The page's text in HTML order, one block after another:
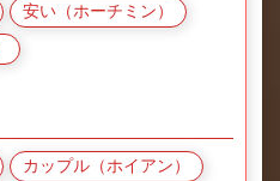
安い（ホーチミン）
カップル（ホイアン）